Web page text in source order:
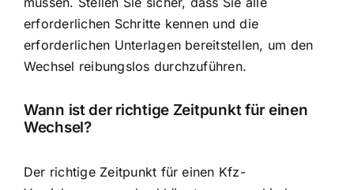
erforderlichen Schritte kennen und die
erforderlichen Unterlagen bereitstellen, um den
Wechsel reibungslos durchzuführen.
Wann ist derrichtige Zeitpunkt für einen
Wechsel?
Der richtige Zeitpunkt für einen Kfz-